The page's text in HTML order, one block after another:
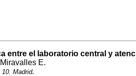
entre el laboratorio central y
E.
Madrid.